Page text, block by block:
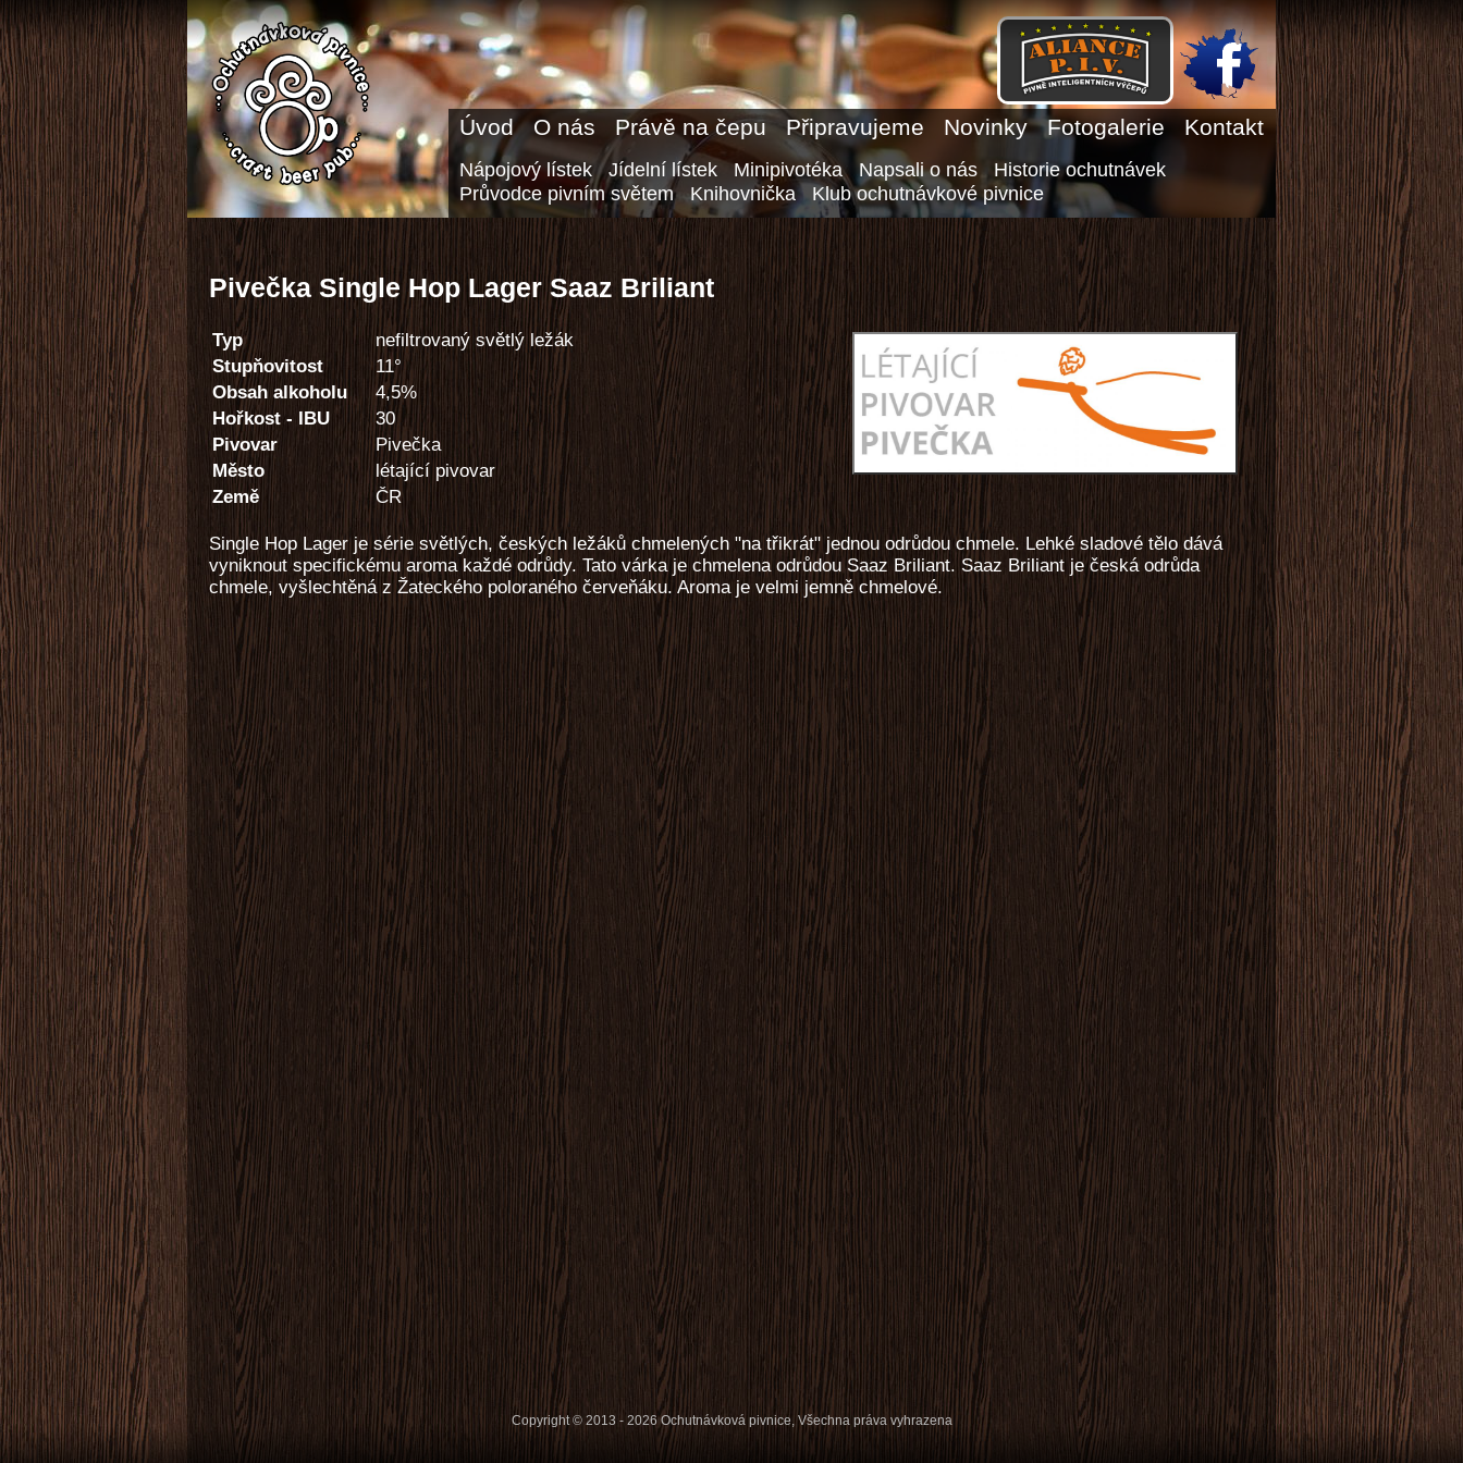
Úvod O nás Právě na čepu Připravujeme Novinky Fotogalerie Kontakt
Nápojový lístek Jídelní lístek Minipivotéka Napsali o nás
Historie ochutnávek
Průvodce pivním světem
Knihovnička Klub ochutnávkové pivnice
Pivečka Single Hop Lager Saaz Briliant
Typ
nefiltrovaný světlý ležák
Stupňovitost
11°
Obsah alkoholu
4,5%
Hořkost - IBU
30
Pivovar
Pivečka
Město
létající pivovar
Země
ČR
Single Hop Lager je série světlých, českých ležáků chmelených "na třikrát" jednou odrůdou chmele. Lehké sladové tělo dává
vyniknout specifickému aroma každé odrůdy. Tato várka je chmelena odrůdou Saaz Briliant. Saaz Briliant je česká odrůda
chmele, vyšlechtěná z Žateckého poloraného červeňáku. Aroma je velmi jemně chmelové.
Copyright © 2013 - 2026 Ochutnávková pivnice, Všechna práva vyhrazena